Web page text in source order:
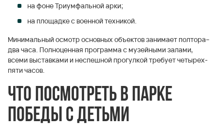
на фоне Триумфальной арки;
на площадке с военной техникой.
Минимальный осмотр основных объектов занимает полтора–
два часа. Полноценная программа с музейными залами,
всеми выставками и неспешной прогулкой требует четырех-
пяти часов.
Что посмотреть в парке
Победы с детьми